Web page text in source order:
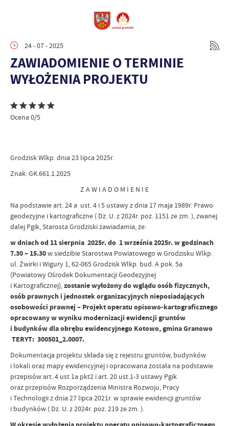
24 - 07 - 2025
ZAWIADOMIENIE O TERMINIE
WYŁOŻENIA PROJEKTU
Ocena 0/5
Grodzisk Wlkp. dnia 23 lipca 2025r.
Znak: GK.661.1.2025
Z A W I A D O M I E N I E
Na podstawie art. 24 a ust. 4 i 5 ustawy z dnia 17 maja 1989r. Prawo
geodezyjne i kartograficzne ( Dz. U. z 2024r. poz. 1151 ze zm. ), zwanej
dalej Pgik, Starosta Grodziski zawiadamia, że:
w dniach od 11 sierpnia 2025r. do 1 września 2025r. w godzinach
7.30 – 15.30w siedzibie Starostwa Powiatowego w Grodzisku Wlkp.
ul. Żwirki i Wigury 1, 62-065 Grodzisk Wlkp. bud. A pok. 5a
(Powiatowy Ośrodek Dokumentacji Geodezyjnej
i Kartograficznej),zostanie wyłożony do wglądu osób fizycznych,
osób prawnych i jednostek organizacyjnych nieposiadających
osobowości prawnej – Projekt operatu opisowo-kartograficznego
opracowany w wyniku modernizacji ewidencji gruntów
i budynków dla obrębu ewidencyjnego Kotowo, gmina Granowo
TERYT: 300501_2.0007.
Dokumentacja projektu składa się z rejestru gruntów, budynków
i lokali oraz mapy ewidencyjnej i opracowana została na podstawie
przepisów art. 4 ust 1a pkt2 i art. 20 ust.1-3 ustawy Pgik
oraz przepisów Rozporządzenia Ministra Rozwoju, Pracy
i Technologii z dnia 27 lipca 2021r. w sprawie ewidencji gruntów
i budynków ( Dz. U. z 2024r. poz. 219 ze zm. ).